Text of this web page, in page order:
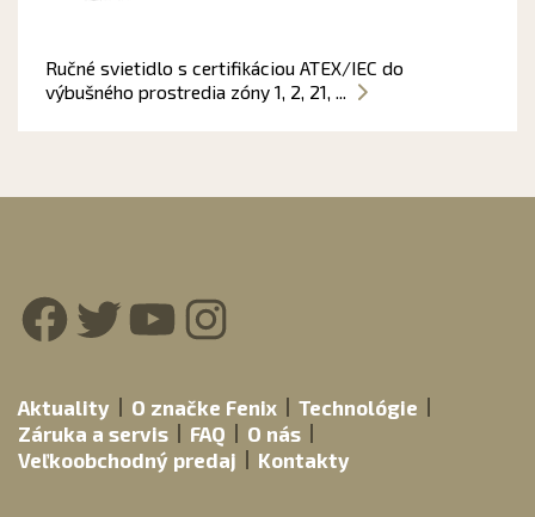
Ručné svietidlo s certifikáciou ATEX/IEC do
výbušného prostredia zóny 1, 2, 21, ...
Facebook
Twitter
YouTube
Aktuality O značke Fenix
Technológie
Záruka a servis
FAQ
O nás
Veľkoobchodný predaj
Kontakty